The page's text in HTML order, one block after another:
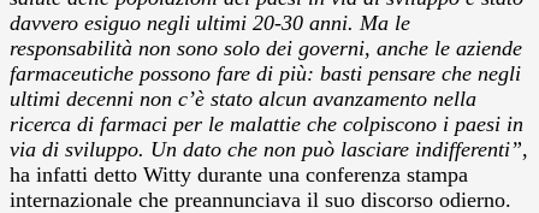
davvero esiguo negli ultimi 20-30 anni. Ma le
responsabilità non sono solo dei governi, anche le aziende
farmaceutiche possono fare di più: basti pensare che negli
ultimi decenni non c’è stato alcun avanzamento nella
ricerca di farmaci per le malattie che colpiscono i paesi in
via di sviluppo. Un dato che non può lasciare indifferenti”,
ha infatti detto Witty durante una conferenza stampa
internazionale che preannunciava il suo discorso odierno.